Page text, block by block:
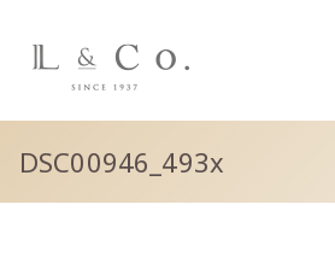
L&co.（
DSC00946_493x